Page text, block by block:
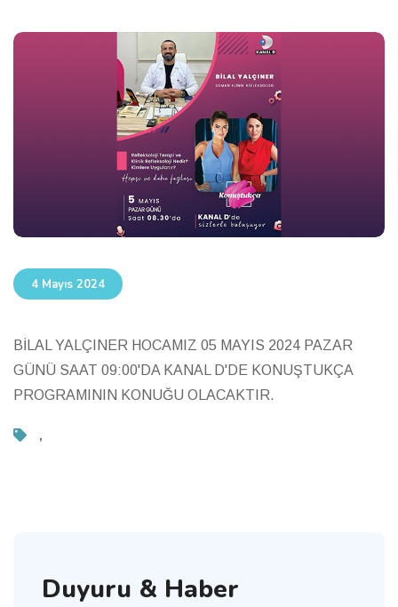
4 Mayıs 2024
BİLAL YALÇINER HOCAMIZ 05 MAYIS 2024 PAZAR
GÜNÜ SAAT 09:00'DA KANAL D'DE KONUŞTUKÇA
PROGRAMININ KONUĞU OLACAKTIR.
,
Duyuru & Haber